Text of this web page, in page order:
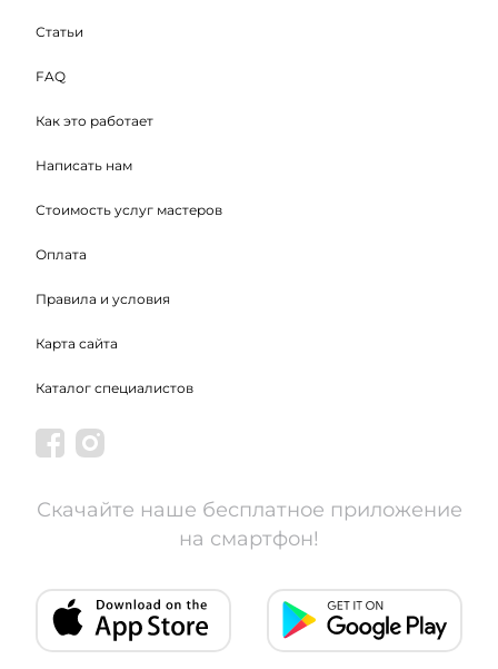
Статьи
FAQ
Как это работает
Написать нам
Стоимость услуг мастеров
Оплата
Правила и условия
Карта сайта
Каталог специалистов
Скачайте наше бесплатное приложение
на смартфон!